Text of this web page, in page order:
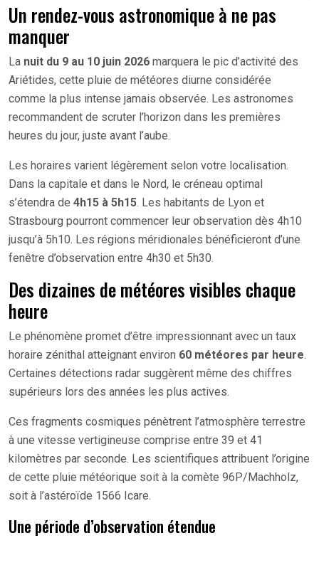
Un rendez-vous astronomique à ne pas
manquer
La nuit du 9 au 10 juin 2026 marquera le pic d’activité des
Ariétides, cette pluie de météores diurne considérée
comme la plus intense jamais observée. Les astronomes
recommandent de scruter l’horizon dans les premières
heures du jour, juste avant l’aube.
Les horaires varient légèrement selon votre localisation.
Dans la capitale et dans le Nord, le créneau optimal
s’étendra de 4h15 à 5h15. Les habitants de Lyon et
Strasbourg pourront commencer leur observation dès 4h10
jusqu’à 5h10. Les régions méridionales bénéficieront d’une
fenêtre d’observation entre 4h30 et 5h30.
Des dizaines de météores visibles chaque
heure
Le phénomène promet d’être impressionnant avec un taux
horaire zénithal atteignant environ 60 météores par heure.
Certaines détections radar suggèrent même des chiffres
supérieurs lors des années les plus actives.
Ces fragments cosmiques pénètrent l’atmosphère terrestre
à une vitesse vertigineuse comprise entre 39 et 41
kilomètres par seconde. Les scientifiques attribuent l’origine
de cette pluie météorique soit à la comète 96P/Machholz,
soit à l’astéroïde 1566 Icare.
Une période d’observation étendue